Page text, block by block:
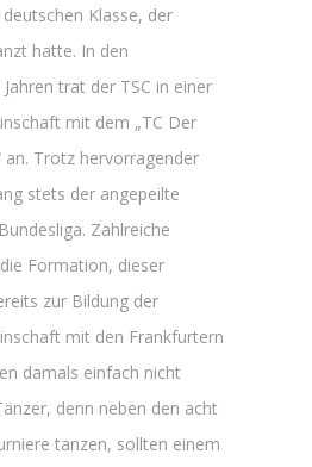
Klasse, der
hatte. In den
trat der TSC in einer
mit dem „TC Der
an. Trotz hervorragender
stets der angepeilte
Zahlreiche
Formation, dieser
zur Bildung der
mit den Frankfurtern
damals einfach nicht
denn neben den acht
tanzen, sollten einem